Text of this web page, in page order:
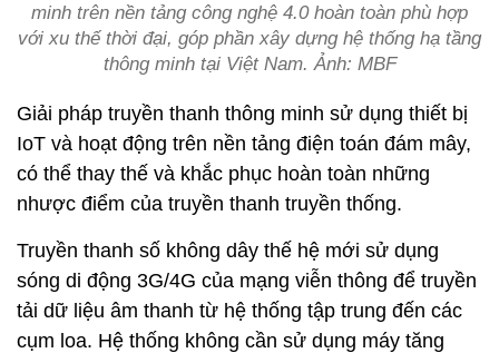
minh trên nền tảng công nghệ 4.0 hoàn toàn phù hợp
với xu thế thời đại, góp phần xây dựng hệ thống hạ tầng
thông minh tại Việt Nam. Ảnh: MBF
Giải pháp truyền thanh thông minh sử dụng thiết bị
IoT và hoạt động trên nền tảng điện toán đám mây,
có thể thay thế và khắc phục hoàn toàn những
nhược điểm của truyền thanh truyền thống.
Truyền thanh số không dây thế hệ mới sử dụng
sóng di động 3G/4G của mạng viễn thông để truyền
tải dữ liệu âm thanh từ hệ thống tập trung đến các
cụm loa. Hệ thống không cần sử dụng máy tăng